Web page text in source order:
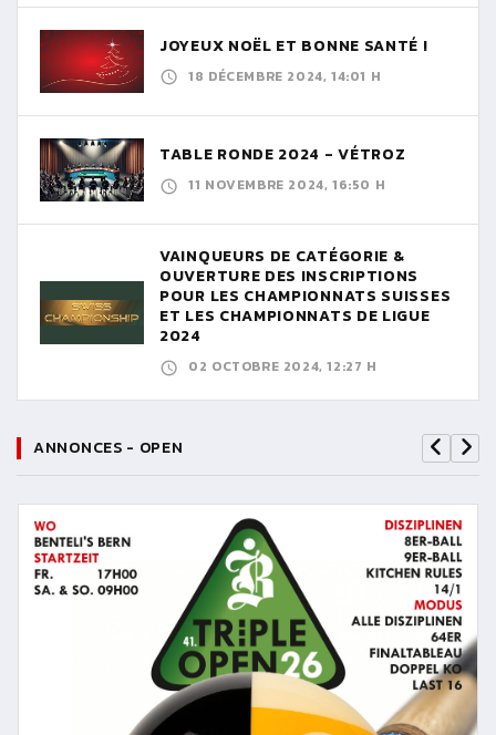
JOYEUX NOËL ET BONNE SANTÉ !
18 DÉCEMBRE 2024, 14:01 H
TABLE RONDE 2024 - VÉTROZ
11 NOVEMBRE 2024, 16:50 H
VAINQUEURS DE CATÉGORIE &
OUVERTURE DES INSCRIPTIONS
POUR LES CHAMPIONNATS SUISSES
ET LES CHAMPIONNATS DE LIGUE
2024
02 OCTOBRE 2024, 12:27 H
ANNONCES - OPEN